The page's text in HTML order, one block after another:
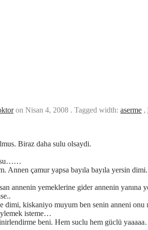
on Nisan 4, 2008 . Tagged width: aserme ,
Biraz daha sulu olsaydi.
su……
Annen çamur yapsa bayıla bayıla yersin dimi.
annenin yemeklerine gider annenin yanına
dimi, kiskaniyo muyum ben senin anneni onu
isteme…
beni. Hem suclu hem güclü